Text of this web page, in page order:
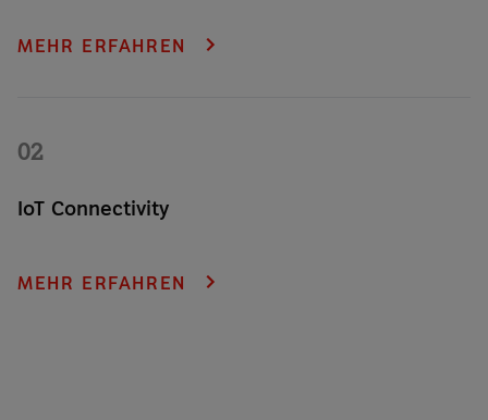
IoT-Anwendung benötigen: Hardware, Software, Entwicklung
MEHR ERFAHREN
02
IoT Connectivity
SIM-Karte und verwalten Sie Ihre globalen Assets von einer
MEHR ERFAHREN